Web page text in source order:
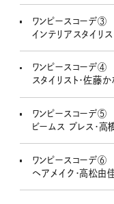
ワンピースコーデ③
インテリアスタイリ
ワンピースコーデ④
スタイリスト・佐藤
ワンピースコーデ⑤
ビームス プレス・高
ワンピースコーデ⑥
ヘアメイク・高松由